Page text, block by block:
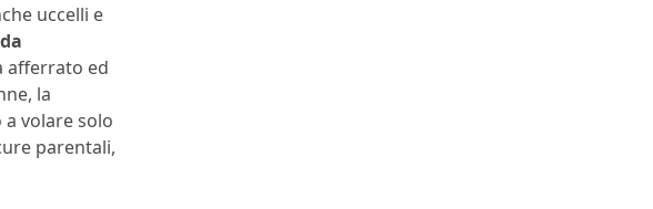
uccelli e
afferrato ed
la
volare solo
parentali,